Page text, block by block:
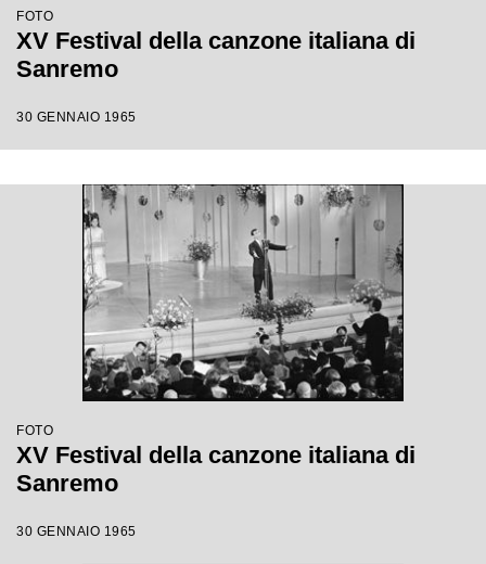
FOTO
XV Festival della canzone italiana di
Sanremo
30 GENNAIO 1965
FOTO
XV Festival della canzone italiana di
Sanremo
30 GENNAIO 1965